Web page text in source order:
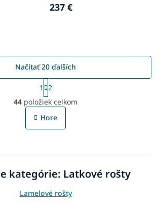
237 €
O
v
l
c
e
r
Načítať 20 ďalších
S
t
r
á
n
a
e
1
2
44 položiek celkom
Hore
kategórie: Latkové rošty
Lamelové rošty